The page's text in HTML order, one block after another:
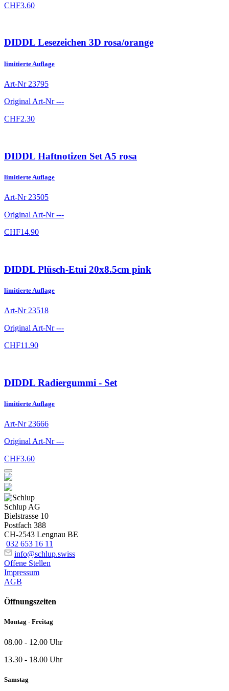
CHF3.60
DIDDL Lesezeichen 3D rosa/orange
limitierte Auflage
Art-Nr 23795
Original Art-Nr---
CHF2.30
DIDDL Haftnotizen Set A5 rosa
limitierte Auflage
Art-Nr 23505
Original Art-Nr---
CHF14.90
DIDDL Plüsch-Etui 20x8.5cm pink
limitierte Auflage
Art-Nr 23518
Original Art-Nr---
CHF11.90
DIDDL Radiergummi - Set
limitierte Auflage
Art-Nr 23666
Original Art-Nr---
CHF3.60
Schlup AG
Bielstrasse 10
Postfach 388
CH-2543 Lengnau BE
032 653 16 11
info@schlup.swiss
Offene Stellen
Impressum
AGB
Öffnungszeiten
Montag - Freitag
08.00 - 12.00 Uhr
13.30 - 18.00 Uhr
Samstag